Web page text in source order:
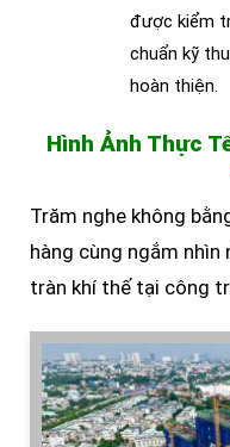
được kiểm
chuẩn kỹ
hoàn thiện.
Hình Ảnh Thực
Trăm nghe không
hàng cùng ngắm
tràn khí thế tại công